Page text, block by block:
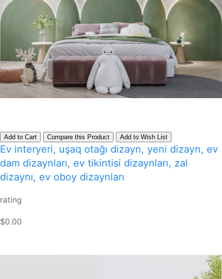
Add to Cart Compare this Product Add to Wish List
Ev interyeri, uşaq otağı dizayn, yeni dizayn, ev
dam dizaynları, ev tikintisi dizaynları, zal
dizaynı, ev oboy dizaynları
rating
$0.00